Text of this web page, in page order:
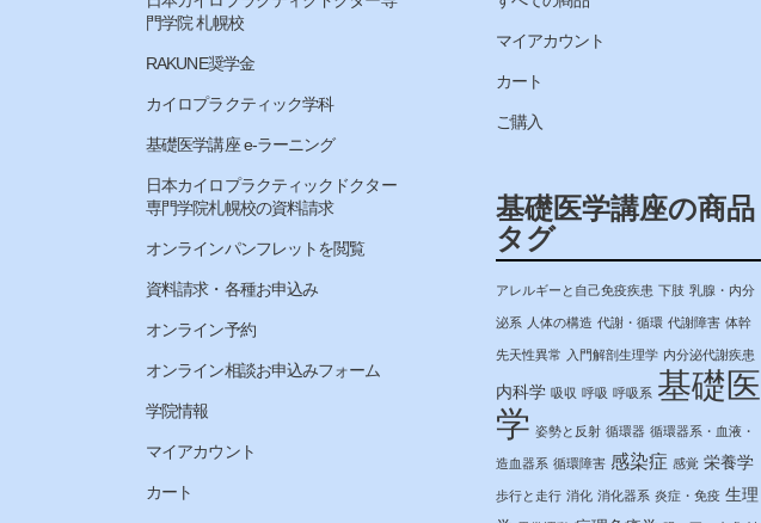
門学院 札幌校
RAKUNE奨学金
カイロプラクティック学科
基礎医学講座 e-ラーニング
日本カイロプラクティックドクター
専門学院札幌校の資料請求
オンラインパンフレットを閲覧
資料請求・各種お申込み
オンライン予約
オンライン相談お申込みフォーム
学院情報
マイアカウント
カート
マイアカウント
カート
ご購入
基礎医学講座の商品
タグ
アレルギーと自己免疫疾患 下肢 乳腺・内分
泌系 人体の構造 代謝・循環 代謝障害 体幹
先天性異常 入門解剖生理学 内分泌代謝疾患
内科学 吸収 呼吸 呼吸系 基礎医
学 姿勢と反射 循環器 循環器系・血液・
造血器系 循環障害 感染症 感覚 栄養学
歩行と走行 消化 消化器系 炎症・免疫 生理